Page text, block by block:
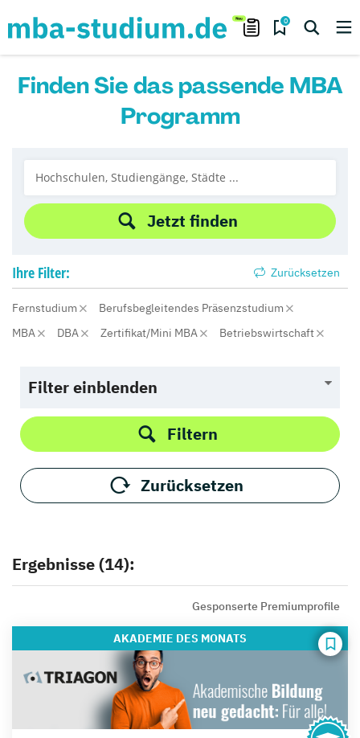
0
Finden Sie das passende MBA
Programm
Jetzt finden
Ihre Filter: Zurücksetzen
Fernstudium
Berufsbegleitendes Präsenzstudium
MBA
DBA Zertifikat/Mini MBA Betriebswirtschaft
Filter einblenden
Filtern
Zurücksetzen
Ergebnisse (14):
Gesponserte Premiumprofile
AKADEMIE DES MONATS